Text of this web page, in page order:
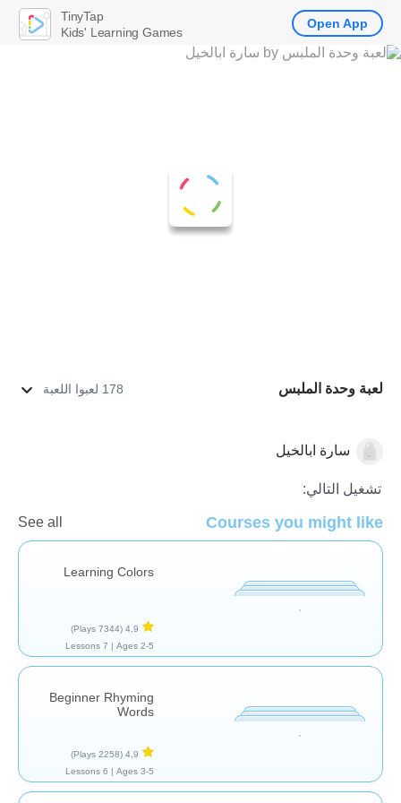
لعبة وحدة الملبس 178 لعبوا اللعبة
الطفولة المبكرة
سارة ابالخيل
تشغيل التالي:
Courses you might like
See all
Learning Colors
4,9
(7344 Plays)
Ages 2-5 |
7 Lessons
Beginner Rhyming
Words
4,9
(2258 Plays)
Ages 3-5 |
6 Lessons
TinyTap
Kids' Learning Games
Open App